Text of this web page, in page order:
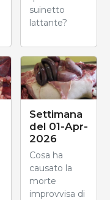
suinetto
lattante?
Settimana
del 01-Apr-
2026
Cosa ha
causato la
morte
improvvisa di